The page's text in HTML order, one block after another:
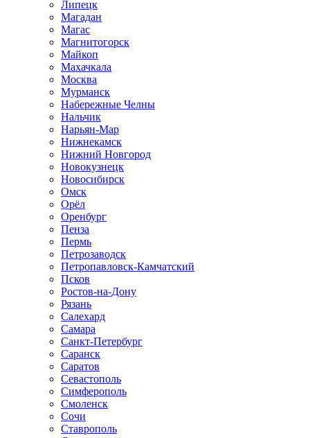
Липецк
Магадан
Магас
Магнитогорск
Майкоп
Махачкала
Москва
Мурманск
Набережные Челны
Нальчик
Нарьян-Мар
Нижнекамск
Нижний Новгород
Новокузнецк
Новосибирск
Омск
Орёл
Оренбург
Пенза
Пермь
Петрозаводск
Петропавловск-Камчатский
Псков
Ростов-на-Дону
Рязань
Салехард
Самара
Санкт-Петербург
Саранск
Саратов
Севастополь
Симферополь
Смоленск
Сочи
Ставрополь